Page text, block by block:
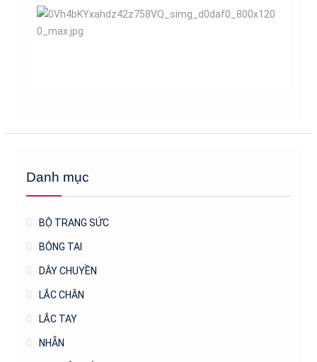
Danh mục
BỘ TRANG SỨC
BÔNG TAI
DÂY CHUYỀN
LẮC CHÂN
LẮC TAY
NHẪN